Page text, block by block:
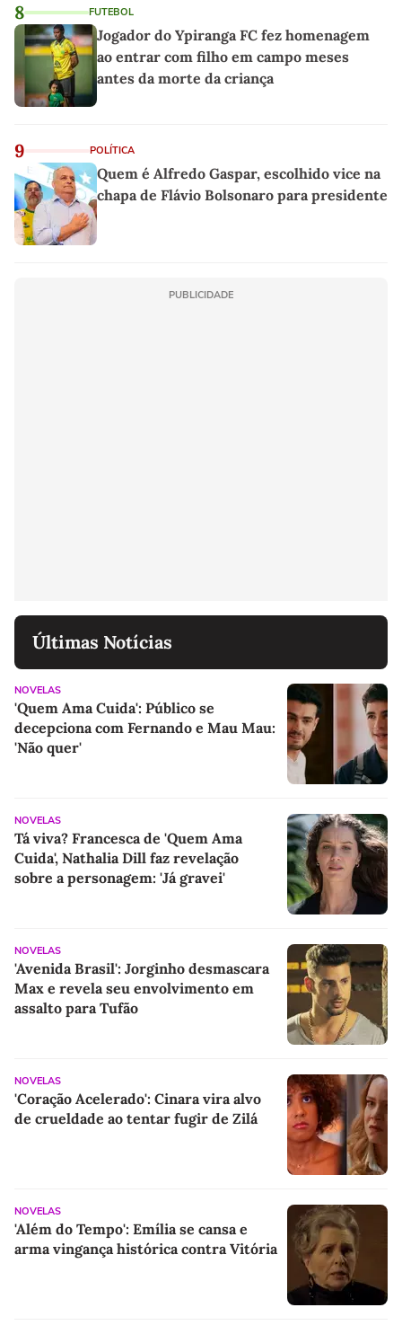
8 FUTEBOL
Jogador do Ypiranga FC fez homenagem
ao entrar com filho em campo meses
antes da morte da criança
9 POLÍTICA
Quem é Alfredo Gaspar, escolhido vice na
chapa de Flávio Bolsonaro para presidente
PUBLICIDADE
Últimas Notícias
NOVELAS
'Quem Ama Cuida': Público se
decepciona com Fernando e Mau Mau:
'Não quer'
NOVELAS
Tá viva? Francesca de 'Quem Ama
Cuida', Nathalia Dill faz revelação
sobre a personagem: 'Já gravei'
NOVELAS
'Avenida Brasil': Jorginho desmascara
Max e revela seu envolvimento em
assalto para Tufão
NOVELAS
'Coração Acelerado': Cinara vira alvo
de crueldade ao tentar fugir de Zilá
NOVELAS
'Além do Tempo': Emília se cansa e
arma vingança histórica contra Vitória